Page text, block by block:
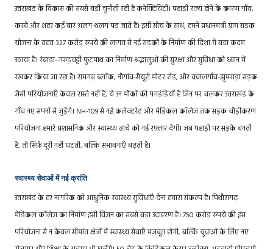
उत्तराखंड के विकास की सबसे बड़ी चुनौती रही है कनेक्टिविटी। पहाड़ी राज्य होने के कारण गाँव,
कस्बे और शहर कई बार अलग-थलग पड़ जाते हैं। इसी सोच के साथ, हमने प्रधानमंत्री ग्राम सड़क
योजना के तहत 327 करोड़ रुपये की लागत से नई सड़कों के निर्माण की दिशा में बड़ा कदम
उठाया है। रंबाडा–गरुड़चट्टी फुटपाथ का निर्माण श्रद्धालुओं की सुरक्षा और सुविधा को ध्यान में
रखकर किया जा रहा है। रामगढ़ ब्लॉक, नौगांव-सैयूरी मोटर रोड, और क्वालगाँव-झुमराड़ा सड़क
जैसी परियोजनाएँ केवल रास्ते नहीं हैं, ये उन मौकों की पगडंडियाँ हैं जिन पर चलकर उत्तराखंड के
गाँव नए सपनों से जुड़ेंगे। NH-109 से नई कलेक्टरेट और मेडिकल कॉलेज तक सड़क चौड़ीकरण
परियोजना हमारे प्रशासनिक और स्वास्थ्य ढांचे को नई रफ़्तार देगी। जब पहाड़ों पर सड़कें बनती
हैं, तो सिर्फ़ दूरी नहीं घटती, बल्कि संभावनाएँ बढ़ती हैं।
स्वास्थ्य सेवाओं में नई क्रांति
उत्तराखंड के हर नागरिक को आधुनिक स्वास्थ्य सुविधाएँ देना हमारा संकल्प है। पिथौरागढ़
मेडिकल कॉलेज का निर्माण इसी विज़न का सबसे बड़ा उदाहरण है। 750 करोड़ रुपये की इस
परियोजना से न केवल सीमांत क्षेत्रों में स्वास्थ्य सेवाएँ मज़बूत होंगी, बल्कि युवाओं के लिए नए